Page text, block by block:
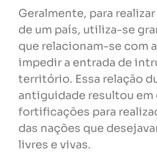
Geralmente, para
de um país, utiliza-se
que relacionam-se com
impedir a entrada de
território. Essa relação
antiguidade resultou em
fortificações para
das nações que
livres e vivas.